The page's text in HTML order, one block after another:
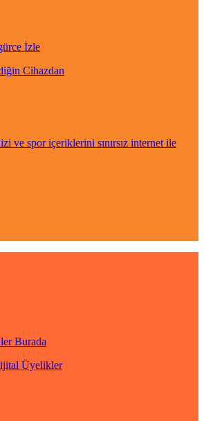
İzle
Cihazdan
ve spor içeriklerini sınırsız internet ile
Burada
Üyelikler